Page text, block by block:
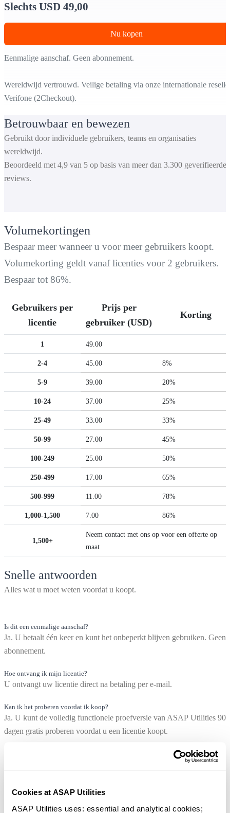
Cookies at ASAP Utilities
ASAP Utilities uses: essential and analytical cookies;
Slechts USD 49,00
Nu kopen
Eenmalige aanschaf. Geen abonnement.
Wereldwijd vertrouwd. Veilige betaling via onze internationale
Verifone (2Checkout).
Betrouwbaar en bewezen
Gebruikt door individuele gebruikers, teams en organisaties
wereldwijd.
Beoordeeld met 4,9 van 5 op basis van meer dan 3.300 geverifieerde
reviews.
Volumekortingen
Bespaar meer wanneer u voor meer gebruikers koopt.
Volumekorting geldt vanaf licenties voor 2 gebruikers.
Bespaar tot 86%.
Gebruikers per
licentie
Prijs per
gebruiker (USD)
Korting
1 49.00
2-4 45.00 8%
5-9 39.00 20%
10-24 37.00 25%
25-49 33.00 33%
50-99 27.00 45%
100-249 25.00 50%
250-499 17.00 65%
500-999 11.00 78%
1,000-1,500 7.00 86%
1,500+
Neem contact met ons op voor een offerte op
maat
Snelle antwoorden
Alles wat u moet weten voordat u koopt.
Is dit een eenmalige aanschaf?
Ja. U betaalt één keer en kunt het onbeperkt blijven gebruiken. Geen
abonnement.
Hoe ontvang ik mijn licentie?
U ontvangt uw licentie direct na betaling per e-mail.
Kan ik het proberen voordat ik koop?
Ja. U kunt de volledig functionele proefversie van ASAP Utilities 90
dagen gratis proberen voordat u een licentie koopt.
Ja. Elke licentie mag op maximaal 3 computers voor dezelfde